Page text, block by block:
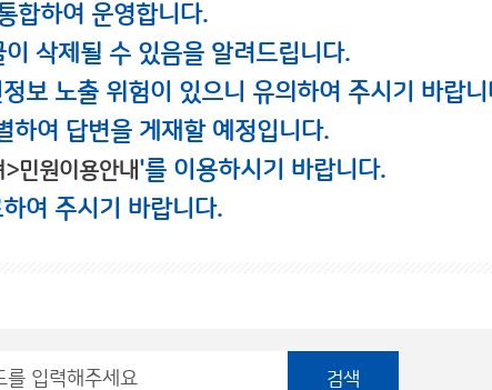
합하여 운영합니다.
삭제될 수 있음을 알려드립니다.
보 노출 위험이 있으니 유의하여 주시기 바랍니
하여 답변을 게재할 예정입니다.
민원이용안내'를 이용하시기 바랍니다.
여 주시기 바랍니다.
검색